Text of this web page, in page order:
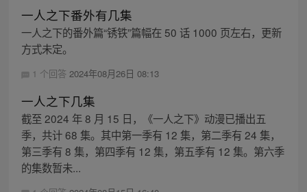
一人之下番外有几集
一人之下的番外篇“锈铁”篇幅在 50 话 1000 页左右，更新
方式未定。
1 个回答 2024年08月26日 08:13
一人之下几集
截至 2024 年 8 月 15 日，《一人之下》动漫已播出五
季，共计 68 集。其中第一季有 12 集，第二季有 24 集，
第三季有 8 集，第四季有 12 集，第五季有 12 集。第六季
的集数暂未...